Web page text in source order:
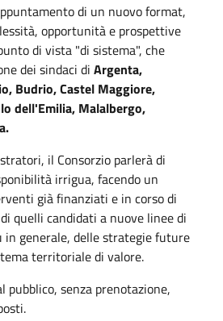
di un nuovo format,
opportunità e prospettive
di vista "di sistema", che
dei sindaci di Argenta,
Budrio, Castel Maggiore,
dell'Emilia, Malalbergo,
il Consorzio parlerà di
irrigua, facendo un
già finanziati e in corso di
quelli candidati a nuove linee di
in generale, delle strategie future
territoriale di valore.
pubblico, senza prenotazione,